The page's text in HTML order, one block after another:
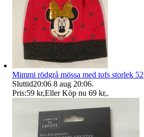
Mimmi rödgrå mössa med tofs storlek 52
Sluttid20:06 8 aug 20:06.
Pris:59 kr,Eller Köp nu 69 kr,.